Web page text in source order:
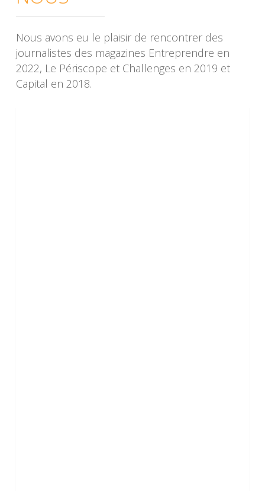
Nous avons eu le plaisir de rencontrer des
journalistes des magazines Entreprendre en
2022, Le Périscope et Challenges en 2019 et
Capital en 2018.